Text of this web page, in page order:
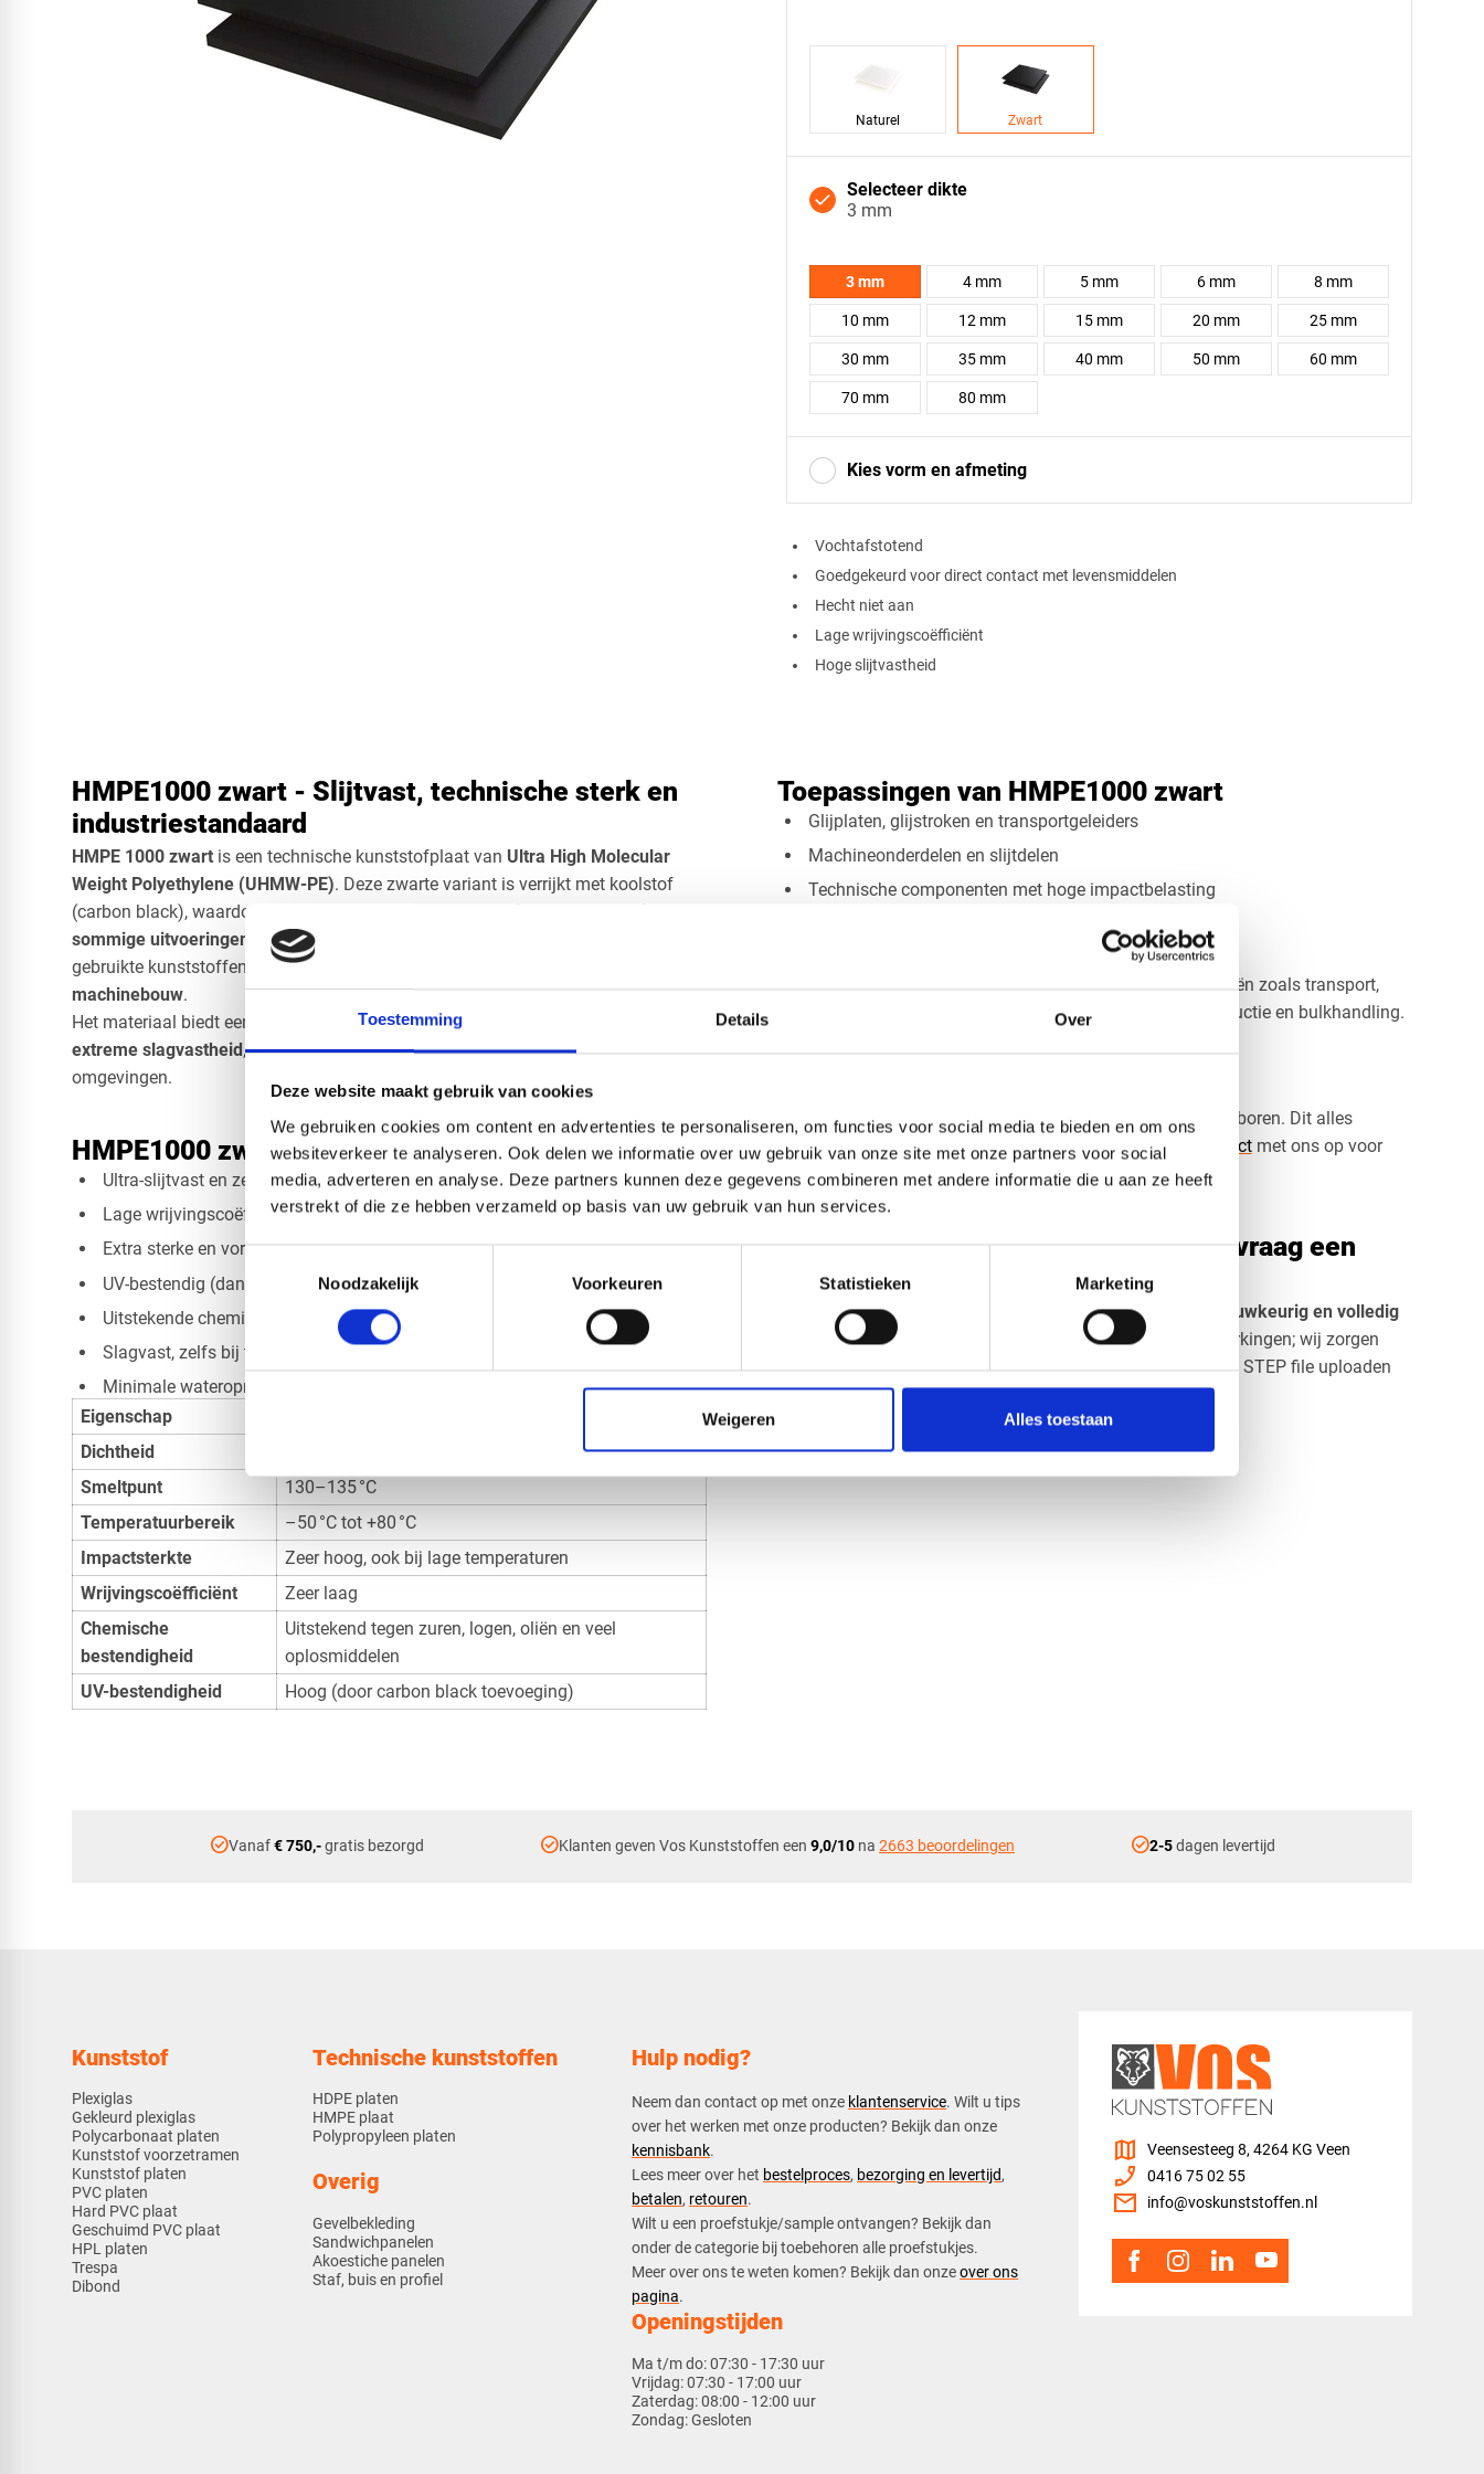
Toestemming Details Over
Deze website maakt gebruik van cookies
We gebruiken cookies om content en advertenties te personaliseren, om functies voor social media te bieden en om ons
websiteverkeer te analyseren. Ook delen we informatie over uw gebruik van onze site met onze partners voor social
media, adverteren en analyse. Deze partners kunnen deze gegevens combineren met andere informatie die u aan ze heeft
verstrekt of die ze hebben verzameld op basis van uw gebruik van hun services.
Noodzakelijk
Voorkeuren Statistieken Marketing
Weigeren Alles toestaan
Naturel Zwart
Selecteer dikte
3 mm
3 mm 4 mm 5 mm 6 mm 8 mm
10 mm 12 mm 15 mm 20 mm 25 mm
30 mm 35 mm 40 mm 50 mm 60 mm
70 mm 80 mm
Kies vorm en afmeting
Vierkant Driehoek Rechthoek
Afsnede
​Vochtafstotend
Goedgekeurd voor direct contact met levensmiddelen
Hecht niet aan
Lage wrijvingscoëfficiënt
Hoge slijtvastheid
HMPE1000 zwart - Slijtvast, technische sterk en
industriestandaard
HMPE 1000 zwartis een technische kunststofplaat van Ultra High Molecular
Weight Polyethylene (UHMW-PE). Deze zwarte variant is verrijkt met koolstof
(carbon black), waardoor het materiaal
extra UV-bestendig, vormvast en in
sommige uitvoeringen antistatisch
gebruikte kunststoffen voorglijtoepassingen, slijtvaste onderdelen en
machinebouw.
Het materiaal biedt een combinatie vanzeer lage wrijving, hoge slijtvastheid en
extreme slagvastheid, waardoor het perfect presteert in intensieve industriële
omgevingen.
HMPE1000 zwart specificaties
Ultra-slijtvast en zeer lange levensduur
Lage wrijvingscoëfficiënt, perfecte glij- en schuifeigenschappen
Extra sterke en vormvaste zwarte uitvoering
UV-bestendig (dankzij carbon black)
Uitstekende chemische resistentie
Slagvast, zelfs bij temperaturen onder nul
Minimale wateropname → hygiënisch en stabiel
Eigenschap
Dichtheid
Smeltpunt
130–135 °C
Temperatuurbereik
–50 °C tot +80 °C
Impactsterkte
Zeer hoog, ook bij lage temperaturen
Wrijvingscoëfficiënt
Zeer laag
Chemische
bestendigheid
Uitstekend tegen zuren, logen, oliën en veel
oplosmiddelen
UV-bestendigheid
Hoog (door carbon black toevoeging)
Toepassingen van HMPE1000 zwart
Glijplaten, glijstroken en transportgeleiders
Machineonderdelen en slijtdelen
Technische componenten met hoge impactbelasting
Beschermplaten in transport- en productiesystemen
Industriële toepassingen waar lage wrijving cruciaal is
Zwarte HMPE 1000 wordt veel toegepast in zware industrieën zoals transport,
machinebouw, recycling, landbouw, voedingsmiddelenproductie en bulkhandling.
HMPE1000 zwart is eenvoudig te zagen, frezen, draaien en boren. Dit alles
kunnen wij bewerken met onze CNC-machines. Neem
contactmet ons op voor
meer informatie.
Op maat geleverd via de webshop of vraag een
offerte aan
Bij Vos Kunststoffen leveren we HMPE 1000 zwart
snel, nauwkeurig en volledig
op maat. U bepaalt de afmetingen, dikte en eventuele bewerkingen; wij zorgen
voor een perfect eindresultaat. U kunt direct uw PDF, DXF of STEP file uploaden
via onscontact formulier.
check_circleVanaf€ 750,-gratis bezorgd check_circleKlanten geven Vos Kunststoffen een 9,0/10 na 2663 beoordelingen check_circle2-5dagen levertijd
Kunststof
Plexiglas
Gekleurd plexiglas
Polycarbonaat platen
Kunststof voorzetramen
Kunststof platen
PVC platen
Hard PVC plaat
Geschuimd PVC plaat
HPL platen
Trespa
Dibond
Technische kunststoffen
HDPE platen
HMPE plaat
Polypropyleen platen
Overig
Gevelbekleding
Sandwichpanelen
Akoestiche panelen
Staf, buis en profiel
Hulp nodig?
Neem dan contact op met onze klantenservice. Wilt u tips
over het werken met onze producten? Bekijk dan onze
kennisbank.
​Lees meer over het bestelproces, bezorging en levertijd,
betalen, retouren.​
​Wilt u een proefstukje/sample ontvangen? Bekijk dan
onder de categorie bij toebehoren alle proefstukjes.
​​Meer over ons te weten komen? Bekijk dan onzeover ons
pagina.
Openingstijden
Ma t/m do:07:30 - 17:30 uur
Vrijdag:07:30 - 17:00 uur
Zaterdag:08:00 - 12:00 uur
Zondag:Gesloten
map Veensesteeg 8, 4264 KG Veen
phone_enabled 0416 75 02 55
mail info@voskunststoffen.nl